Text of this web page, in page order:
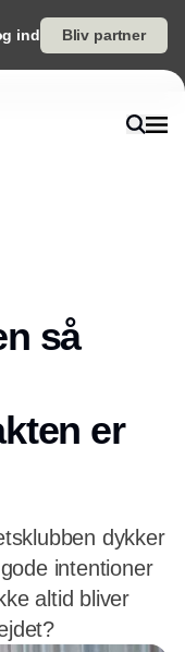
ind Bliv partner
så
er
dykker
intentioner
altid bliver